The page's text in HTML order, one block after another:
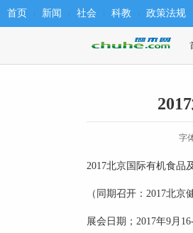
首页 新闻 社会 科教 政策法规
字
2017北京国际有机食品
（同期召开：2017北京
展会日期；2017年9月